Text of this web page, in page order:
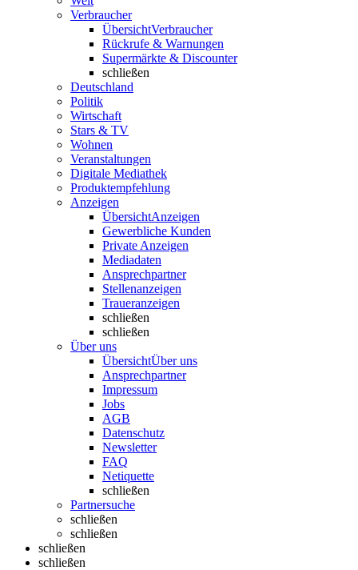
Verbraucher
ÜbersichtVerbraucher
Rückrufe & Warnungen
Supermärkte & Discounter
schließen
Deutschland
Politik
Wirtschaft
Stars & TV
Wohnen
Veranstaltungen
Digitale Mediathek
Produktempfehlung
Anzeigen
ÜbersichtAnzeigen
Gewerbliche Kunden
Private Anzeigen
Mediadaten
Ansprechpartner
Stellenanzeigen
Traueranzeigen
schließen
schließen
Über uns
ÜbersichtÜber uns
Ansprechpartner
Impressum
Jobs
AGB
Datenschutz
Newsletter
FAQ
Netiquette
schließen
Partnersuche
schließen
schließen
schließen
schließen